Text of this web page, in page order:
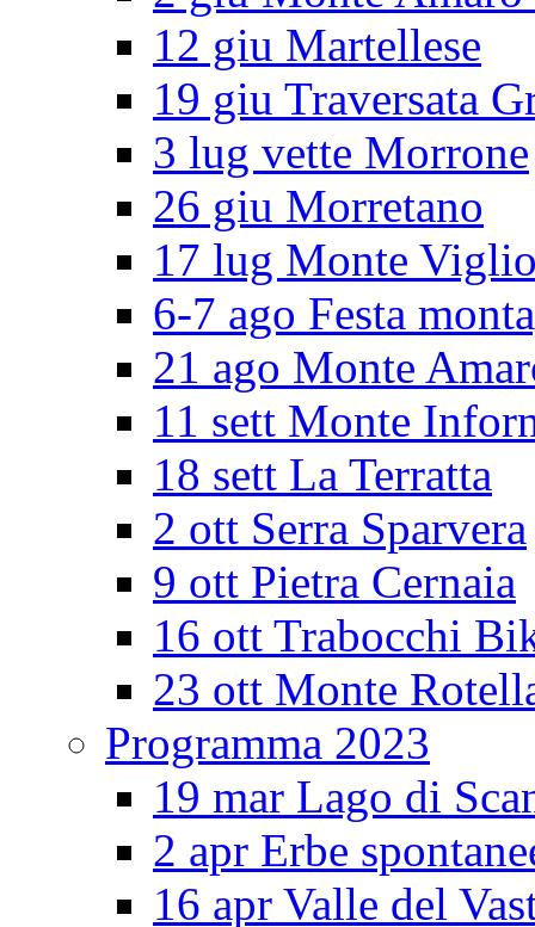
12 giu Martellese
19 giu Traversata
3 lug vette Morrone
26 giu Morretano
17 lug Monte
6-7 ago Festa
21 ago Monte
11 sett Monte
18 sett La Terratta
2 ott Serra Sparvera
9 ott Pietra Cernaia
16 ott Trabocchi
23 ott Monte
Programma 2023
19 mar Lago di
2 apr Erbe
16 apr Valle del